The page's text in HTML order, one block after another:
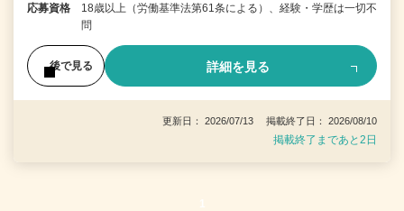
応募資格
18歳以上（労働基準法第61条による）、経験・学歴は一切不
問
後で見る 詳細を見る
更新日： 2026/07/13 掲載終了日： 2026/08/10
掲載終了まであと2日
1